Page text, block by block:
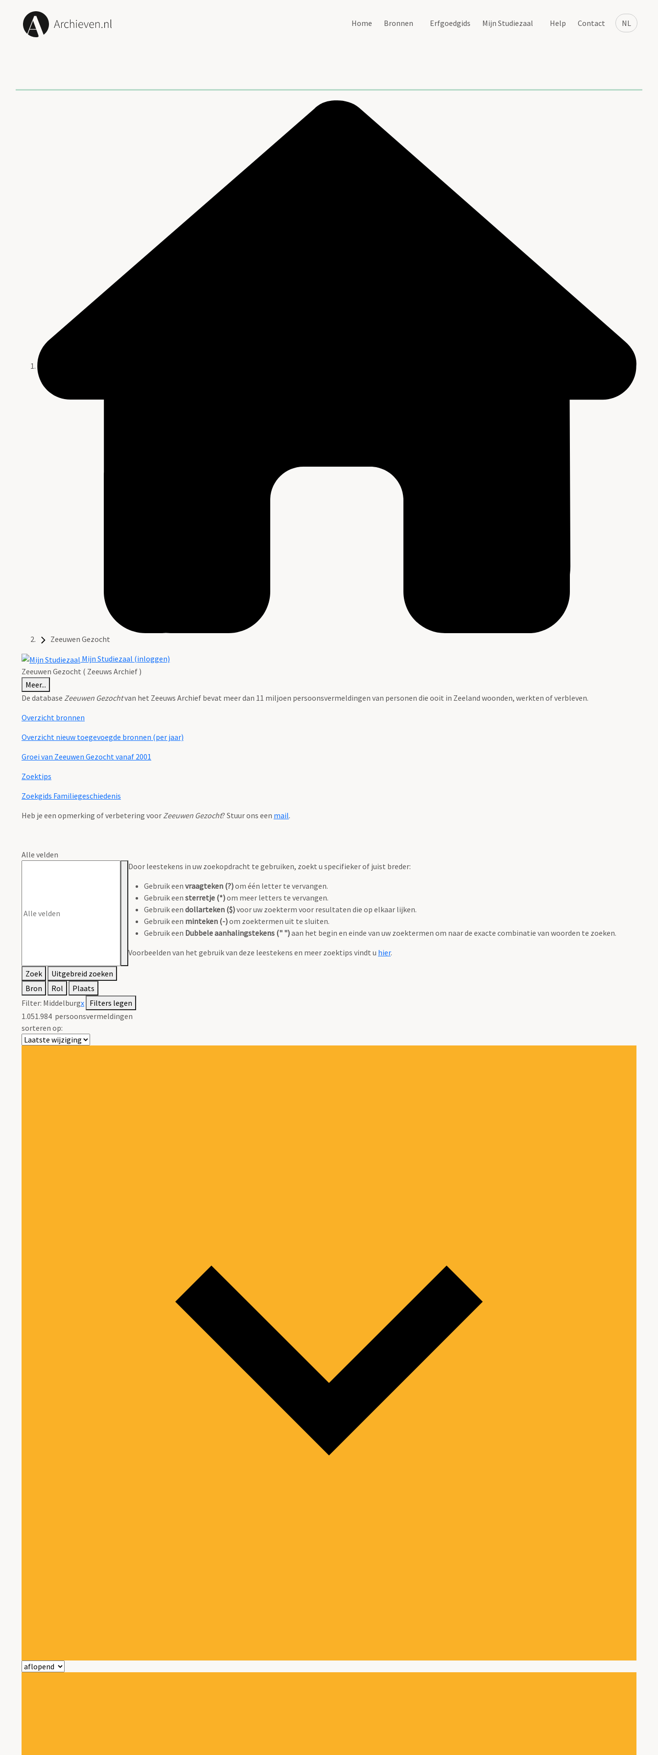
NL
Home Bronnen Erfgoedgids Mijn Studiezaal Help Contact
Zeeuwen Gezocht
Mijn Studiezaal (inloggen)
Zeeuwen Gezocht ( Zeeuws Archief )
Meer...
De database Zeeuwen Gezochtvan het Zeeuws Archief bevat meer dan 11 miljoen persoonsvermeldingen van personen die ooit in Zeeland woonden, werkten of verbleven.
Overzicht bronnen
Overzicht nieuw toegevoegde bronnen (per jaar)
Groei van Zeeuwen Gezocht vanaf 2001
Zoektips
Zoekgids Familiegeschiedenis
Heb je een opmerking of verbetering voorZeeuwen Gezocht? Stuur ons een mail.
Alle velden
Door leestekens in uw zoekopdracht te gebruiken, zoekt u specifieker of juist breder:
Gebruik een vraagteken (?)om één letter te vervangen.
Gebruik een sterretje (*)om meer letters te vervangen.
Gebruik een dollarteken ($)voor uw zoekterm voor resultaten die op elkaar lijken.
Gebruik een minteken (-)om zoektermen uit te sluiten.
Gebruik een Dubbele aanhalingstekens (" ")aan het begin en einde van uw zoektermen om naar de exacte combinatie van woorden te zoeken.
Voorbeelden van het gebruik van deze leestekens en meer zoektips vindt u hier.
Zoek
Uitgebreid zoeken
Bron
Rol
Plaats
Filter: Middelburgx Filters legen
1.051.984 persoonsvermeldingen
sorteren op: